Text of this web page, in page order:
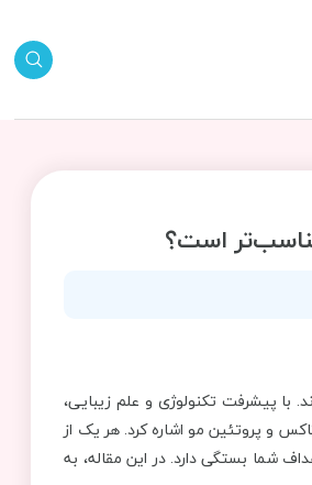
است؟
با پیشرفت تکنولوژی و علم زیبایی،
و پروتئین مو اشاره کرد. هر یک از
شما بستگی دارد. در این مقاله، به